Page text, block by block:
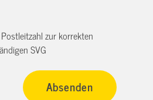
zur korrekten
SVG